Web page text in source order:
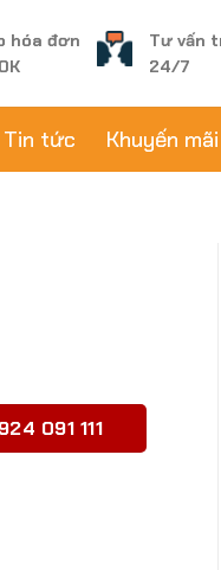
hóa đơn
Tư vấn
24/7
Tin tức Khuyến mãi
091 111